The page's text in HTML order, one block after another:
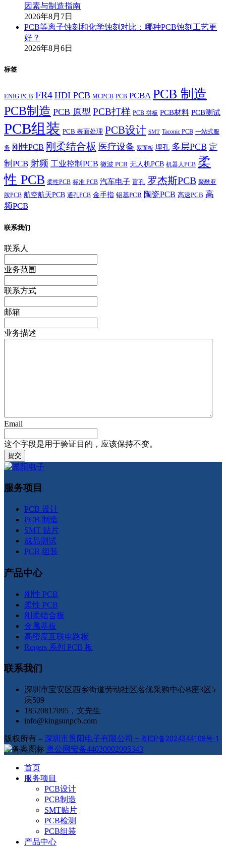
因素与制造指南
2026年8月7日
PCB等离子蚀刻和化学蚀刻对比：哪种PCB蚀刻工艺更
好？
2026年8月6日
标签
ENIG PCB FR4 HDI PCB MCPCB PCB PCBA PCB 制造
PCB制造 PCB 原型 PCB打样 PCB 拼板 PCB材料 PCB测试
PCB组装 PCB 表面处理 PCB设计 SMT Taconic PCB 一站式服
务 刚性PCB 刚柔结合板 医疗设备 双面板 埋孔 多层PCB 定
制PCB 射频 工业控制PCB 微波 PCB 无人机PCB 机器人PCB 柔
性 PCB 柔性PCB 标准 PCB 汽车电子 盲孔 罗杰斯PCB 聚酰亚
胺PCB 航空航天PCB 通孔PCB 金手指 铝基PCB 陶瓷PCB 高速PCB 高
频PCB
联系我们
联系人
业务范围
联系方式
邮箱
业务描述
Email
这个字段是用于验证目的，应该保持不变。
服务项目
PCB 设计
PCB 制造
SMT 贴片
成品测试
PCB 组装
产品中心
刚性 PCB
柔性 PCB
刚柔结合板
金属基板
高密度互联电路板
Rogers 系列 PCB 板
联系我们
深圳市宝安区西乡街道劳动社区名优采购中心B座3区5
层509
18520817095，文先生
info@kingsunpcb.com
版权所有 – 深圳市景阳电子有限公司 – 粤ICP备2024344108号-1
粤公网安备44030002005343
首页
服务项目
PCB设计
PCB制造
SMT贴片
PCB检测
PCB组装
产品中心